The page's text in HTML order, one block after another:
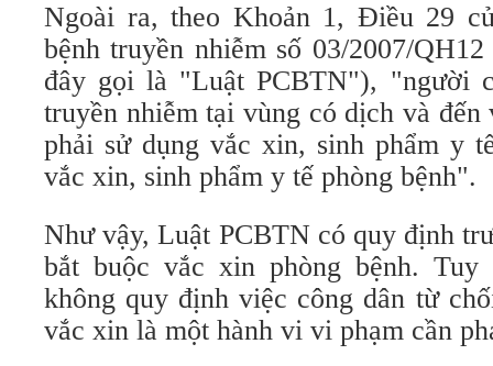
Ngoài ra, theo Khoản 1, Điều 29
bệnh truyền nhiễm số 03/2007/
đây gọi là "Luật PCBTN"), "người
truyền nhiễm tại vùng có dịch và đến
phải sử dụng vắc xin, sinh phẩm y
vắc xin, sinh phẩm y tế phòng bệnh".
Như vậy, Luật PCBTN có quy định
bắt buộc vắc xin phòng bệnh. Tuy
không quy định việc công dân từ
vắc xin là một hành vi vi phạm cần